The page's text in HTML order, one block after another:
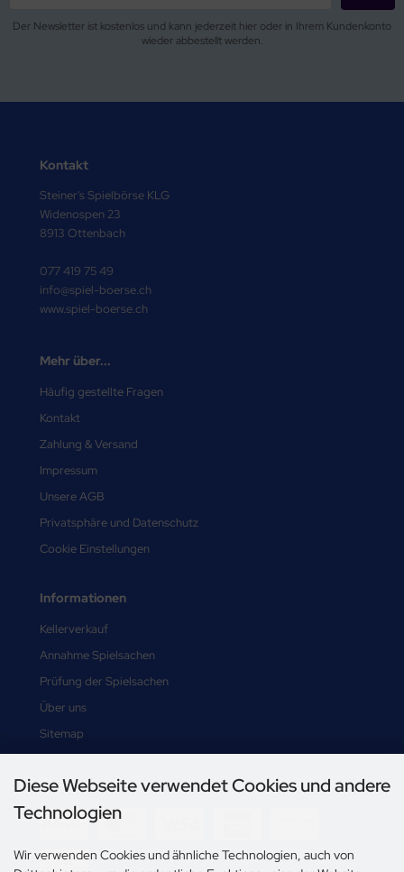
Der Newsletter ist kostenlos und kann jederzeit hier oder in Ihrem Kundenkonto
wieder abbestellt werden.
Kontakt
Steiner's Spielbörse KLG
Widenospen 23
8913 Ottenbach
077 419 75 49
info@spiel-boerse.ch
www.spiel-boerse.ch
Mehr über...
Häufig gestellte Fragen
Kontakt
Zahlung & Versand
Impressum
Unsere AGB
Privatsphäre und Datenschutz
Cookie Einstellungen
Informationen
Kellerverkauf
Annahme Spielsachen
Prüfung der Spielsachen
Über uns
Sitemap
Zahlungsmethoden
Diese Webseite verwendet Cookies und andere
Technologien
Wir verwenden Cookies und ähnliche Technologien, auch von